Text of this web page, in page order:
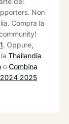
Non
Compra la
. Oppure,
Thailandia
o Combina
2024 2025